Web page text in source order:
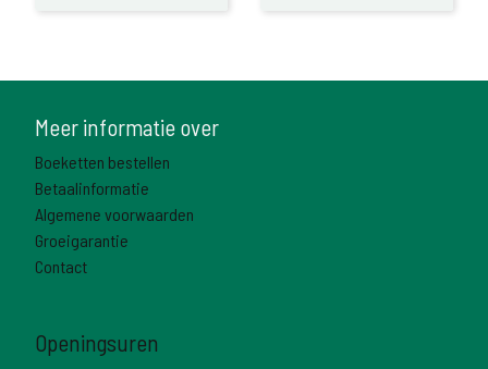
Meer informatie over
Boeketten bestellen
Betaalinformatie
Algemene voorwaarden
Groeigarantie
Contact
Openingsuren